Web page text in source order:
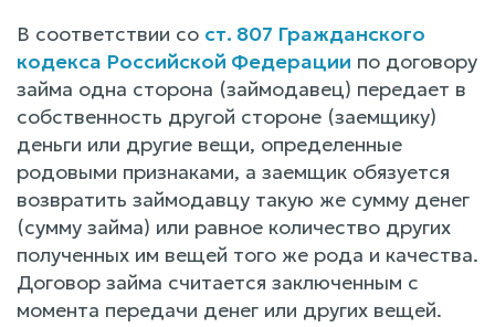
В соответствии со ст. 807 Гражданского
кодекса Российской Федерации по договору
займа одна сторона (займодавец) передает в
собственность другой стороне (заемщику)
деньги или другие вещи, определенные
родовыми признаками, а заемщик обязуется
возвратить займодавцу такую же сумму денег
(сумму займа) или равное количество других
полученных им вещей того же рода и качества.
Договор займа считается заключенным с
момента передачи денег или других вещей.